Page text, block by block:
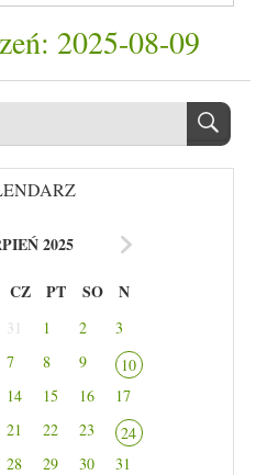
2025-08-09
2025
CZ PT SO N
31 1 2
3
7 8 9
10
14 15 16
17
21 22 23
24
28 29 30
31